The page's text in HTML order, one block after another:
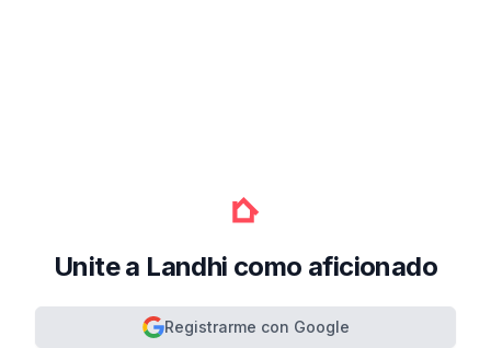
Unite a Landhi como aficionado
Registrarme con Google